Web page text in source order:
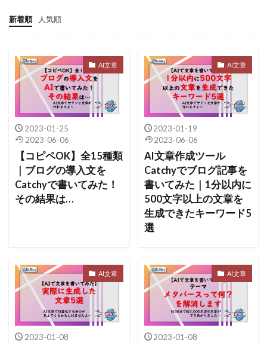
新着順 人気順
AI文章
2023-01-25
2023-06-06
【コピペOK】全15種類
｜ブログの導入文を
Catchyで書いてみた！
その結果は…
AI文章
2023-01-19
2023-06-06
AI文章作成ツール
Catchyでブログ記事を
書いてみた｜1分以内に
500文字以上の文章を
生成できたキーワード5
選
AI文章
2023-01-08
AI文章
2023-01-08